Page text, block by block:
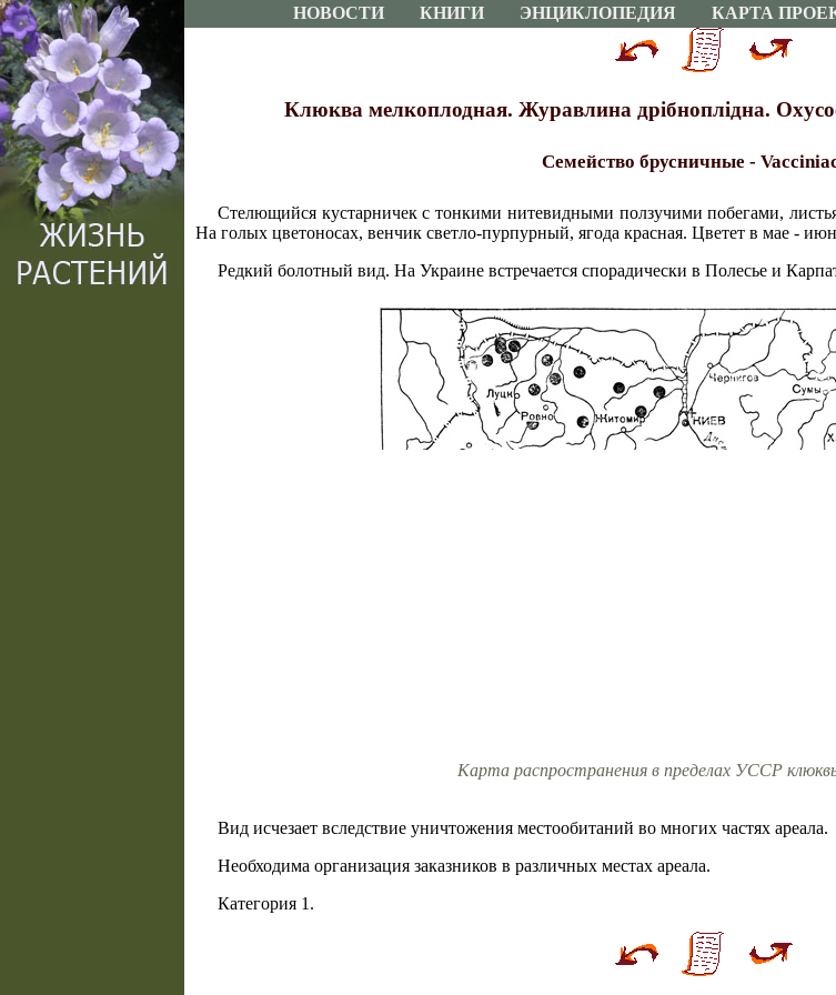
НОВОСТИ КНИГИ ЭНЦИКЛОПЕДИЯ КАРТА
Клюква мелкоплодная. Журавлина дрiбноплiдна.
Семейство брусничные -
Стелющийся кустарничек с тонкими нитевидными ползучими побегами,
На голых цветоносах, венчик светло-пурпурный, ягода красная. Цветет в мае -
Редкий болотный вид. На Украине встречается спорадически в Полесье и
Карта распространения в пределах УССР
Вид исчезает вследствие уничтожения местообитаний во многих частях ареала.
Необходима организация заказников в различных местах ареала.
Категория 1.